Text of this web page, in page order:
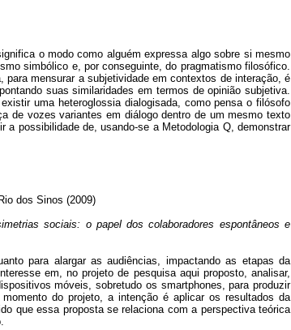
o modo como alguém expressa algo sobre si mesmo
simbólico e, por conseguinte, do pragmatismo filosófico.
mensurar a subjetividade em contextos de interação, é
suas similaridades em termos de opinião subjetiva.
uma heteroglossia dialogisada, como pensa o filósofo
de vozes variantes em diálogo dentro de um mesmo texto
possibilidade de, usando-se a Metodologia Q, demonstrar
dos Sinos (2009)
sociais: o papel dos colaboradores espontâneos e
para alargar as audiências, impactando as etapas da
em, no projeto de pesquisa aqui proposto, analisar,
móveis, sobretudo os smartphones, para produzir
do projeto, a intenção é aplicar os resultados da
que essa proposta se relaciona com a perspectiva teórica